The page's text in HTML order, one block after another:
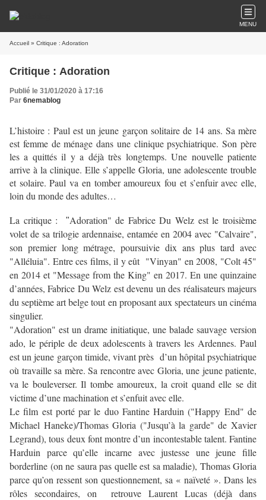
MENU
Accueil » Critique : Adoration
Critique : Adoration
Publié le 31/01/2020 à 17:16
Par 6nemablog
L’histoire : Paul est un jeune garçon solitaire de 14 ans. Sa mère
est femme de ménage dans une clinique psychiatrique. Son père
les a quittés il y a déjà très longtemps. Une nouvelle patiente
arrive à la clinique. Elle s’appelle Gloria, une adolescente trouble
et solaire. Paul va en tomber amoureux fou et s’enfuir avec elle,
loin du monde des adultes…
La critique :
"Adoration" de Fabrice Du Welz est le troisième
volet de sa trilogie ardennaise, entamée en 2004 avec "Calvaire",
son premier long métrage, poursuivie dix ans plus tard avec
"Alléluia". Entre ces films, il y eût "Vinyan" en 2008, "Colt 45"
en 2014 et "Message from the King" en 2017. En une quinzaine
d’années, Fabrice Du Welz est devenu un des réalisateurs majeurs
du septième art belge tout en proposant aux spectateurs un cinéma
singulier.
"Adoration" est un drame initiatique, une balade sauvage version
ado, le périple de deux adolescents à travers les Ardennes. Paul
est un jeune garçon timide, vivant près d’un hôpital psychiatrique
où travaille sa mère. Sa rencontre avec Gloria, une jeune patiente,
va le bouleverser. Il tombe amoureux, la croit quand elle se dit
victime d’une machination et s’enfuit avec elle.
Le film est porté par le duo Fantine Harduin ("Happy End" de
Michael Haneke)/Thomas Gloria ("Jusqu’à la garde" de Xavier
Legrand), tous deux font montre d’un incontestable talent. Fantine
Harduin parce qu’elle incarne avec justesse une jeune fille
borderline (on ne saura pas quelle est sa maladie), Thomas Gloria
parce qu’on ressent son questionnement, sa « naïveté ». Dans les
rôles secondaires, on retrouve Laurent Lucas (déjà dans